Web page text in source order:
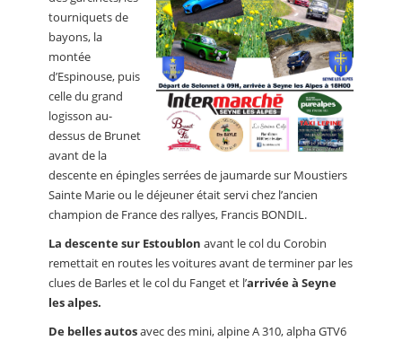
tourniquets de
bayons, la
montée
d’Espinouse, puis
celle du grand
logisson au-
dessus de Brunet
avant de la
descente en épingles serrées de jaumarde sur Moustiers
Sainte Marie ou le déjeuner était servi chez l’ancien
champion de France des rallyes, Francis BONDIL.
La descente sur Estoublon avant le col du Corobin
remettait en routes les voitures avant de terminer par les
clues de Barles et le col du Fanget et l’arrivée à Seyne
les alpes.
De belles autosavec des mini, alpine A 310, alpha GTV6